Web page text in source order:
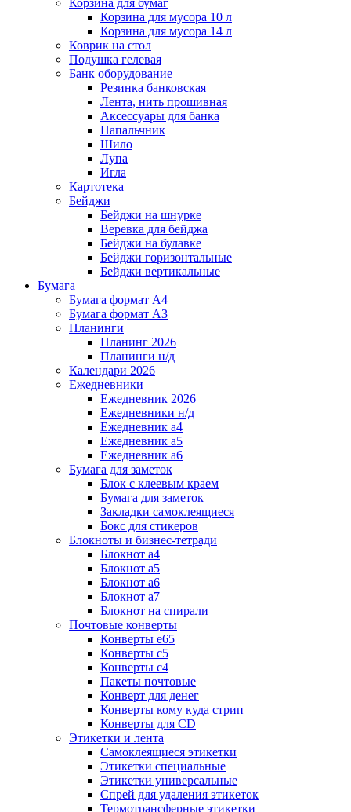
Корзина для бумаг
Корзина для мусора 10 л
Корзина для мусора 14 л
Коврик на стол
Подушка гелевая
Банк оборудование
Резинка банковская
Лента, нить прошивная
Аксессуары для банка
Напальчник
Шило
Лупа
Игла
Картотека
Бейджи
Бейджи на шнурке
Веревка для бейджа
Бейджи на булавке
Бейджи горизонтальные
Бейджи вертикальные
Бумага
Бумага формат А4
Бумага формат А3
Планинги
Планинг 2026
Планинги н/д
Календари 2026
Ежедневники
Ежедневник 2026
Ежедневники н/д
Ежедневник а4
Ежедневник а5
Ежедневник а6
Бумага для заметок
Блок с клеевым краем
Бумага для заметок
Закладки самоклеящиеся
Бокс для стикеров
Блокноты и бизнес-тетради
Блокнот а4
Блокнот а5
Блокнот а6
Блокнот а7
Блокнот на спирали
Почтовые конверты
Конверты е65
Конверты с5
Конверты с4
Пакеты почтовые
Конверт для денег
Конверты кому куда стрип
Конверты для CD
Этикетки и лента
Самоклеящиеся этикетки
Этикетки специальные
Этикетки универсальные
Спрей для удаления этикеток
Термотрансферные этикетки